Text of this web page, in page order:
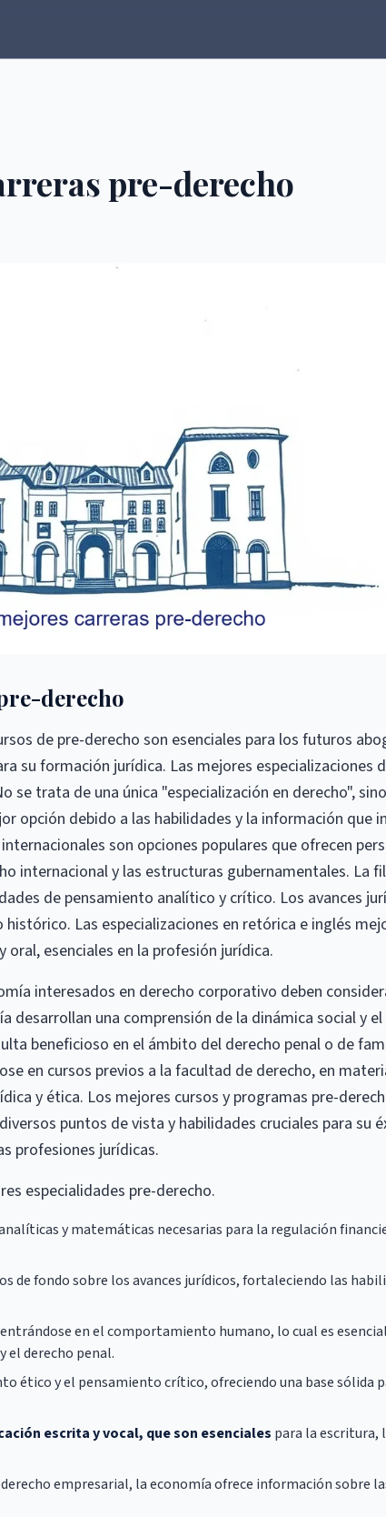
pre-derecho
derecho
de pre-derecho son esenciales para los futuros
su formación jurídica. Las mejores especializaciones
se trata de una única "especialización en derecho",
opción debido a las habilidades y la información que
son opciones populares que ofrecen
internacional y las estructuras gubernamentales. La
de pensamiento analítico y crítico. Los avances
Las especializaciones en retórica e inglés
esenciales en la profesión jurídica.
interesados ​​en derecho corporativo deben
desarrollan una comprensión de la dinámica social y el
beneficioso en el ámbito del derecho penal o de
en cursos previos a la facultad de derecho, en
y ética. Los mejores cursos y programas pre-
puntos de vista y habilidades cruciales para su
profesiones jurídicas.
especialidades pre-derecho.
y matemáticas necesarias para la regulación
de fondo sobre los avances jurídicos, fortaleciendo las
en el comportamiento humano, lo cual es
el derecho penal.
ético y el pensamiento crítico, ofreciendo una base sólida
escrita y vocal, que son esenciales para la escritura,
empresarial, la economía ofrece información sobre